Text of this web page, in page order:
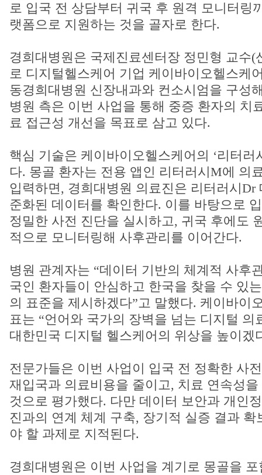
로 입국 전 상담부터 귀국 후 원격 모니터링
랫폼으로 지원하는 것을 골자로 한다.
경희대병원은 국제진료센터장 정민형 교수(
로 디지털헬스케어 기업 케이바이오헬스케
동경희대병원 신장내과와 컨소시엄을 구성
병원 측은 이번 사업을 통해 중증 환자의 치
료 접근성 개선을 목표로 삼고 있다.
핵심 기술은 케이바이오헬스케어의 ‘리터러
다. 몽골 환자는 전용 앱인 리터러시M에 의
입력하면, 경희대병원 의료진은 리터러시Dr
준화된 데이터를 확인한다. 이를 바탕으로
정밀한 사전 진단을 실시하고, 귀국 후에도
적으로 모니터링해 사후관리를 이어간다.
병원 관계자는 “데이터 기반의 체계적 사후
국인 환자들이 안심하고 한국을 찾을 수 있
의 표준을 제시하겠다”고 말했다. 케이바이
표는 “언어와 국가의 장벽을 넘는 디지털 의
대한민국 디지털 헬스케어의 위상을 높이겠
전문가들은 이번 사업이 입국 전 정확한 사
재입국과 의료비용을 줄이고, 치료 연속성
것으로 평가했다. 다만 데이터 보안과 개인
진과의 연계 체계 구축, 장기적 실증 결과 확
야 할 과제로 지적된다.
경희대병원은 이번 사업을 계기로 몽골을